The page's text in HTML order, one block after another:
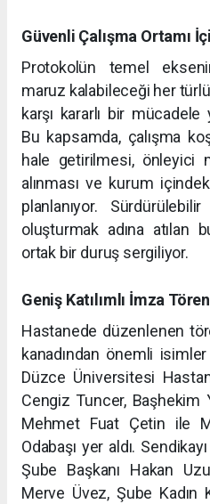
Güvenli Çalışma Ortamı
Protokolün temel
maruz kalabileceği her
karşı kararlı bir
Bu kapsamda, çalışma
hale getirilmesi, önleyici
alınması ve kurum içindeki
planlanıyor.
oluşturmak adına atılan
ortak bir duruş sergiliyor.
Geniş Katılımlı İmza
Hastanede düzenlenen
kanadından önemli
Düzce Üniversitesi
Cengiz Tuncer, Başhekim
Mehmet Fuat Çetin ile
Odabaşı yer aldı.
Şube Başkanı Hakan
Merve Üvez, Şube Kadın